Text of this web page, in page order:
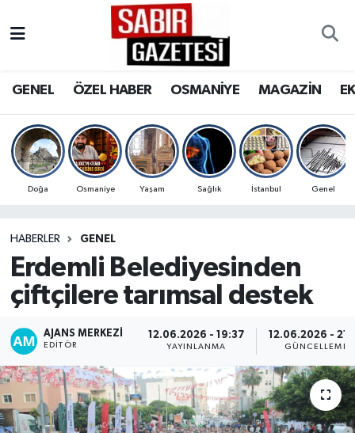
GENEL ÖZEL HABER OSMANİYE MAGAZİN
Doğa Osmaniye Yaşam Sağlık İstanbul Genel
HABERLER GENEL
Erdemli Belediyesinden
çiftçilere tarımsal destek
AJANS MERKEZI
EDITÖR
12.06.2026 - 19:37
YAYINLANMA
12.06.2026 -
GÜNCELLEME
OSMANİYE
MAGAZİN
SPOR
RESMİ İLANLAR
Osmaniye Nöbetçi Eczaneler
Osmaniye Trafik Yoğunluk Haritası
Süper Lig Puan Durumu ve Fikstür
Son Dakika Haberleri
Haber Arşivi